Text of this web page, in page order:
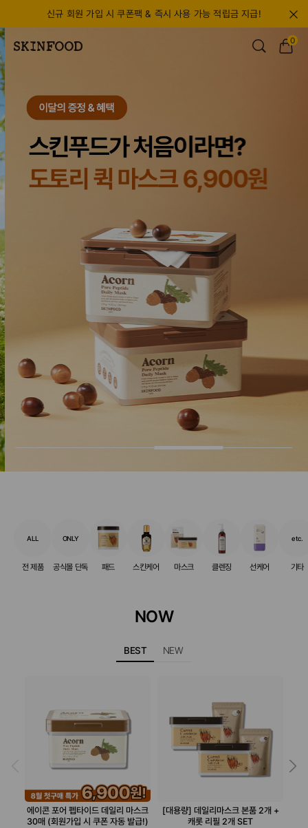
신규 회원 가입 시 쿠폰팩 & 즉시 사용 가능 적립금 지급!
0
ALL
전 제품
ONLY
공식몰 단독 패드 스킨케어 마스크 클렌징 선케어
etc.
기타
NOW
BEST NEW
에이콘 포어 펩타이드 데일리 마스크
30매 (회원가입 시 쿠폰 자동 발급!)
[대용량] 데일리마스크 본품 2개 +
캐롯 리필 2개 SET